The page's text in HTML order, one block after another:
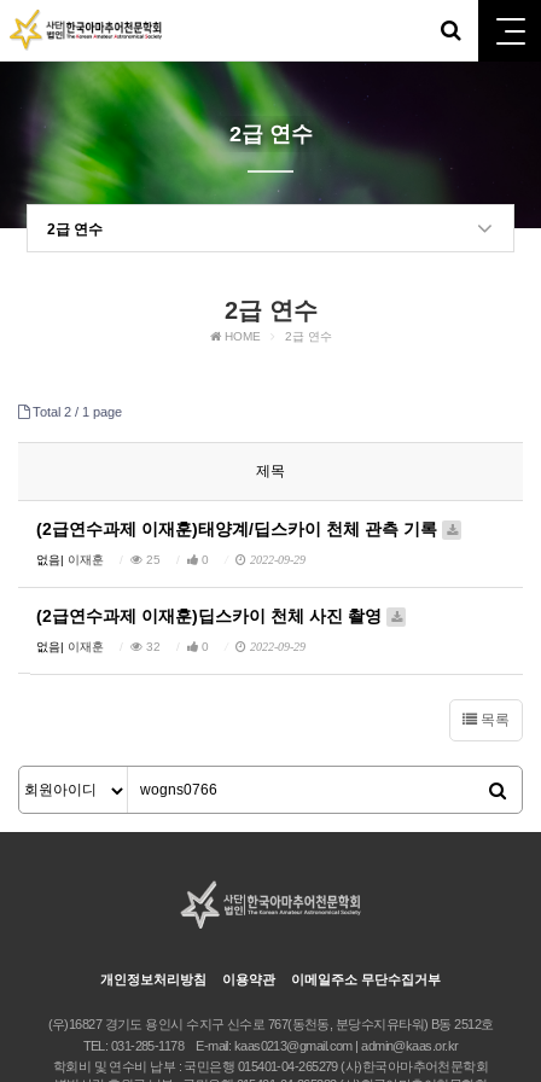
2급 연수
2급 연수
2급 연수
HOME 2급 연수
Total 2 / 1 page
제목
(2급연수과제 이재훈)태양계/딥스카이 천체 관측 기록
없음| 이재훈 25 0 2022-09-29
(2급연수과제 이재훈)딥스카이 천체 사진 촬영
없음| 이재훈 32 0 2022-09-29
목록
개인정보처리방침 이용약관 이메일주소 무단수집거부
(우)16827 경기도 용인시 수지구 신수로 767(동천동, 분당수지유타워) B동 2512호
TEL: 031-285-1178 E-mail: kaas0213@gmail.com | admin@kaas.or.kr
학회비 및 연수비 납부 : 국민은행 015401-04-265279 (사)한국아마추어천문학회